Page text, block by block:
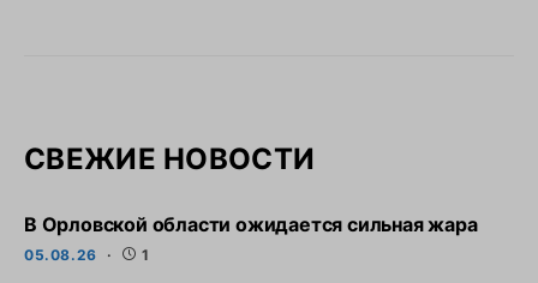
СВЕЖИЕ НОВОСТИ
В Орловской области ожидается сильная жара
05.08.26 1